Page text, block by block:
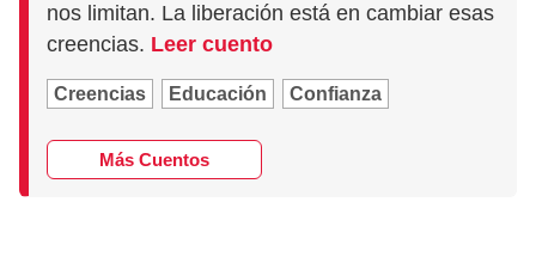
nos limitan. La liberación está en cambiar esas
creencias. Leer cuento
Creencias Educación Confianza
Más Cuentos